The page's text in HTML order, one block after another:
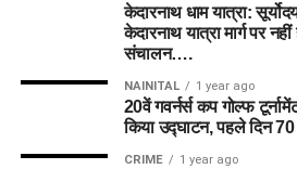
केदारनाथ धाम यात्रा:
केदारनाथ यात्रा मार्ग पर
संचालन….
NAINITAL 1 year ago
20वें गवर्नर्स कप गोल्फ
किया उद्घाटन, पहले दिन
CRIME 1 year ago